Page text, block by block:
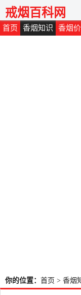
首页 香烟知识 香烟
戒烟百科网
你的位置： 首页 > 香烟